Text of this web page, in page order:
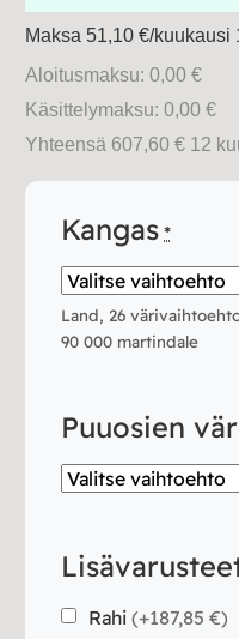
Maksa 51,10 €/kuukausi
Aloitusmaksu: 0,00 €
Käsittelymaksu: 0,00 €
Yhteensä 607,60 € 12
Kangas *
Land, 26
90 000 martindale
Puuosien
Rahi(+187,85 €)